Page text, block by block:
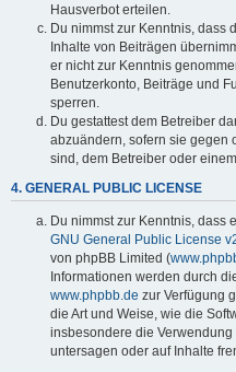
Hausverbot erteilen.
Du nimmst zur Kenntnis, dass
Inhalte von Beiträgen
er nicht zur Kenntnis
Benutzerkonto, Beiträge und
sperren.
Du gestattest dem Betreiber
abzuändern, sofern sie gegen
sind, dem Betreiber oder
4. GENERAL PUBLIC LICENSE
Du nimmst zur Kenntnis, dass
GNU General Public License
von phpBB Limited (
Informationen werden durch
www.phpbb.de zur Verfügung
die Art und Weise, wie die
insbesondere die
untersagen oder auf Inhalte